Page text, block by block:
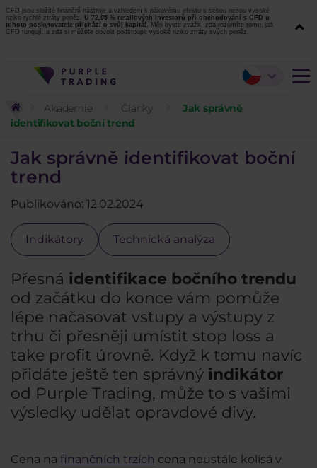
CFD jsou složité finanční nástroje a vzhledem k pákovému efektu s sebou nesou vysoké
riziko rychlé ztráty peněz. U 72,05 % retailových investorů při obchodování s CFD u
tohoto poskytovatele přichází o svůj kapitál. Měli byste zvážit, zda rozumíte tomu, jak
CFD fungují, a zda si můžete dovolit podstoupit vysoké riziko ztráty svých peněz.
Akademie Články
Jak správně
identifikovat boční trend
Jak správně identifikovat boční
trend
Publikováno: 12.02.2024
Indikátory Technická analýza
Přesná identifikace bočního trendu
od začátku do konce vám pomůže
lépe načasovat vstupy a výstupy z
trhu či přesněji umístit stop loss a
take profit úrovně. Když k tomu navíc
přidáte ještě ten správný indikátor
od Purple Trading, může to s vašimi
výsledky udělat opravdové divy.
Cena na finančních trzích cena neustále kolísá v